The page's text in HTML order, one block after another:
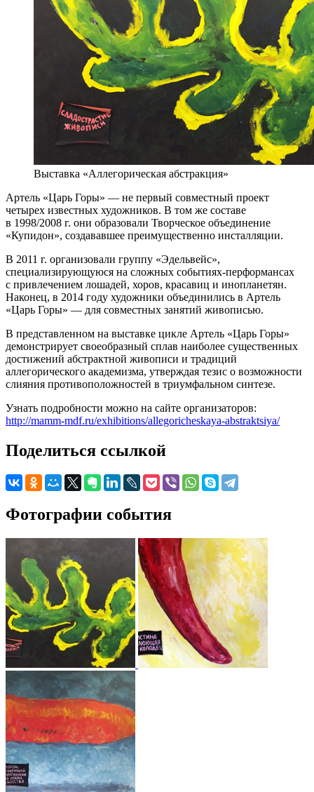
Выставка «Аллегорическая абстракция»
Артель «Царь Горы» — не первый совместный проект
четырех известных художников. В том же составе
в 1998/2008 г. они образовали Творческое объединение
«Купидон», создававшее преимущественно инсталляции.
В 2011 г. организовали группу «Эдельвейс»,
специализирующуюся на сложных событиях-перформансах
с привлечением лошадей, хоров, красавиц и инопланетян.
Наконец, в 2014 году художники объединились в Артель
«Царь Горы» — для совместных занятий живописью.
В представленном на выставке цикле Артель «Царь Горы»
демонстрирует своеобразный сплав наиболее существенных
достижений абстрактной живописи и традиций
аллегорического академизма, утверждая тезис о возможности
слияния противоположностей в триумфальном синтезе.
Узнать подробности можно на сайте организаторов:
http://mamm-mdf.ru/exhibitions/allegoricheskaya-abstraktsiya/
Поделиться ссылкой
Фотографии события